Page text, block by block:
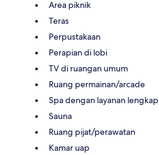
Area piknik
Teras
Perpustakaan
Perapian di lobi
TV di ruangan umum
Ruang permainan/arcade
Spa dengan layanan lengkap
Sauna
Ruang pijat/perawatan
Kamar uap